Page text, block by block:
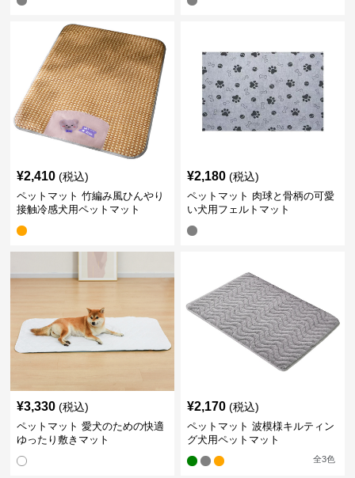
¥2,410 (税込)
ペットマット 竹編み風ひんやり
接触冷感犬用ペットマット
¥2,180 (税込)
ペットマット 肉球と骨柄の可愛
い犬用フェルトマット
¥3,330 (税込)
ペットマット 愛犬のための快適
ゆったり敷きマット
¥2,170 (税込)
ペットマット 波模様キルティン
グ犬用ペットマット
全3色